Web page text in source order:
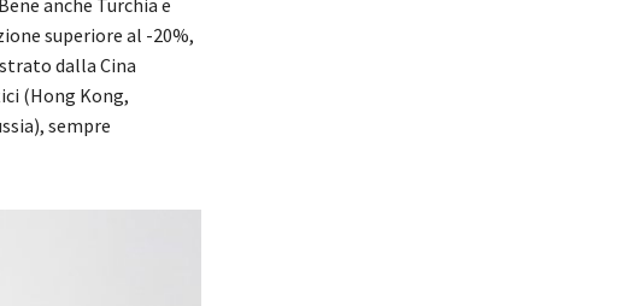
anche Turchia e
superiore al -20%,
dalla Cina
(Hong Kong,
sempre